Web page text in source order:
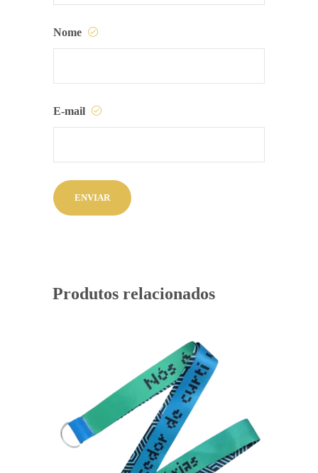
Nome
E-mail
Produtos relacionados